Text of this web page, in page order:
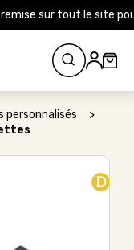
sur tout le site
personnalisés
>
D